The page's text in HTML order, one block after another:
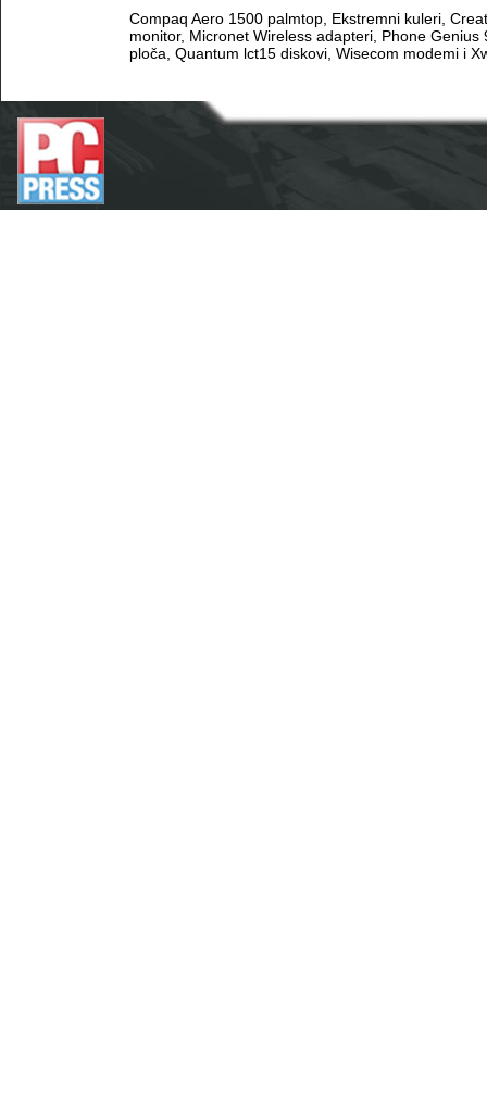
Compaq Aero 1500 palmtop, Ekstremni kuleri,
monitor, Micronet Wireless adapteri, Phone
ploča, Quantum lct15 diskovi, Wisecom modemi i